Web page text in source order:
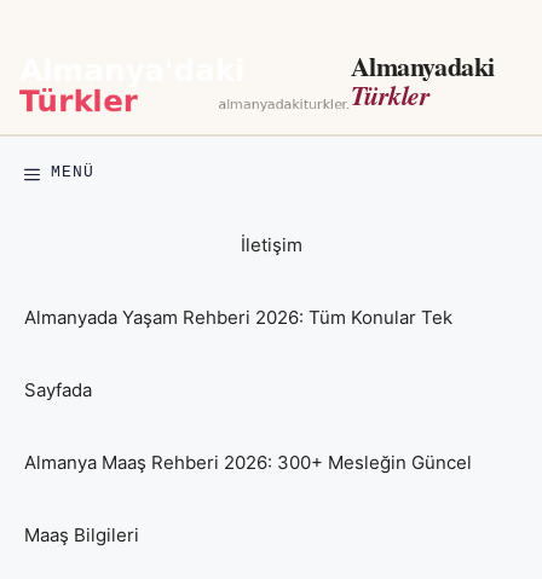
Almanyadaki
Türkler
MENÜ
İletişim
Almanyada Yaşam Rehberi 2026: Tüm Konular Tek
Sayfada
Almanya Maaş Rehberi 2026: 300+ Mesleğin Güncel
Maaş Bilgileri